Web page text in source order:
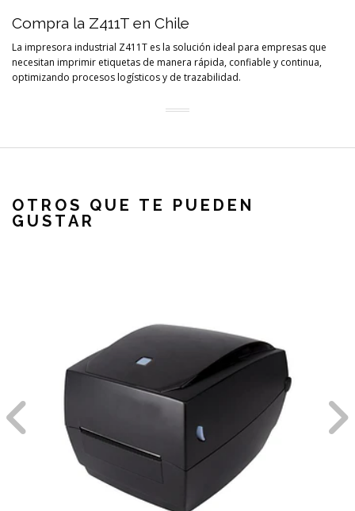
Compra la Z411T en Chile
La impresora industrial Z411T es la solución ideal para empresas que
necesitan imprimir etiquetas de manera rápida, confiable y continua,
optimizando procesos logísticos y de trazabilidad.
OTROS QUE TE PUEDEN
GUSTAR